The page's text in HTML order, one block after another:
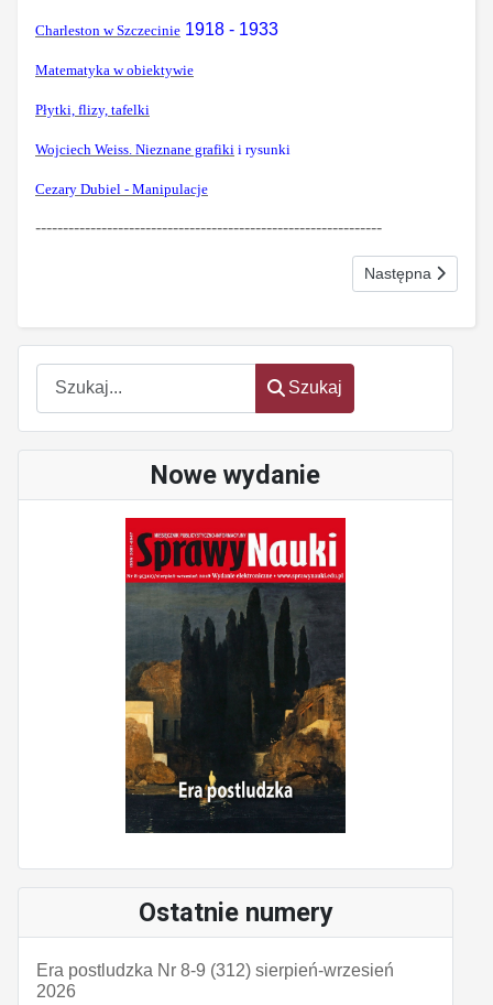
Szukaj
Szukaj
Nowe wydanie
Ostatnie numery
Era postludzka Nr 8-9 (312) sierpień-wrzesień
2026
Charleston w Szczecinie 1918 - 1933
Matematyka w obiektywie
Płytki, flizy, tafelki
Wojciech Weiss. Nieznane grafiki i rysunki
Cezary Dubiel - Manipulacje
---------------------------------------------------------------
Następna strona:
Następna